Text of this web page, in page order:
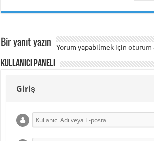
Bir yanıt yazın Yorum yapabilmek içinoturum
Kullanıcı Paneli
Giriş